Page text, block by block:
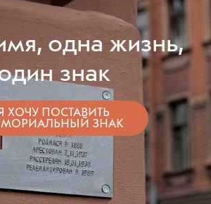
одна жизнь,
знак
ХОЧУ ПОСТАВИТЬ
ЗНАК